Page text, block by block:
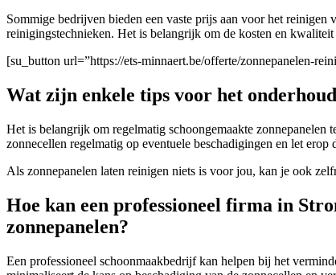
Sommige bedrijven bieden een vaste prijs aan voor het
reinigingstechnieken. Het is belangrijk om de kosten en
[su_button url=”https://ets-minnaert.be/offerte/zonnepanelen-
Wat zijn enkele tips voor het
Het is belangrijk om regelmatig schoongemaakte
zonnecellen regelmatig op eventuele beschadigingen en let
Als zonnepanelen laten reinigen niets is voor jou, kan je ook
Hoe kan een professioneel firma in
zonnepanelen?
Een professioneel schoonmaakbedrijf kan helpen bij het